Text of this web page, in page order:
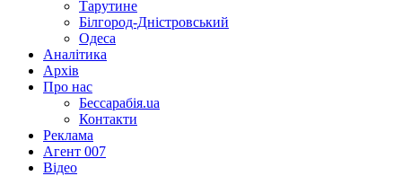
Тарутине
Білгород-Дністровський
Одеса
Аналітика
Архів
Про нас
Бессарабія.ua
Контакти
Реклама
Агент 007
Відео